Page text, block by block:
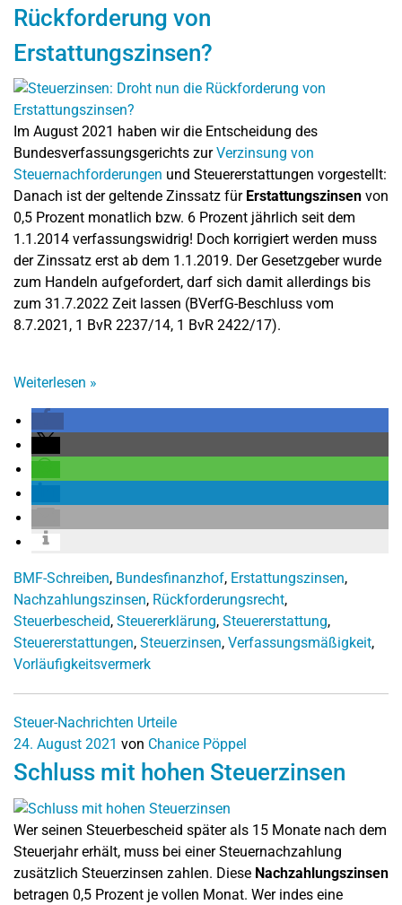
Rückforderung von
Erstattungszinsen?
Im August 2021 haben wir die Entscheidung des
Bundesverfassungsgerichts zurVerzinsung von
Steuernachforderungen und Steuererstattungen vorgestellt:
Danach ist der geltende Zinssatz für Erstattungszinsen von
0,5 Prozent monatlich bzw. 6 Prozent jährlich seit dem
1.1.2014 verfassungswidrig! Doch korrigiert werden muss
der Zinssatz erst ab dem 1.1.2019. Der Gesetzgeber wurde
zum Handeln aufgefordert, darf sich damit allerdings bis
zum 31.7.2022 Zeit lassen (BVerfG-Beschluss vom
8.7.2021, 1 BvR 2237/14, 1 BvR 2422/17).
Weiterlesen »
BMF-Schreiben, Bundesfinanzhof, Erstattungszinsen,
Nachzahlungszinsen, Rückforderungsrecht,
Steuerbescheid, Steuererklärung, Steuererstattung,
Steuererstattungen, Steuerzinsen, Verfassungsmäßigkeit,
Vorläufigkeitsvermerk
Steuer-Nachrichten Urteile
24. August 2021 von Chanice Pöppel
Schluss mit hohen Steuerzinsen
Wer seinen Steuerbescheid später als 15 Monate nach dem
Steuerjahr erhält, muss bei einer Steuernachzahlung
zusätzlich Steuerzinsen zahlen. Diese Nachzahlungszinsen
betragen 0,5 Prozent je vollen Monat. Wer indes eine